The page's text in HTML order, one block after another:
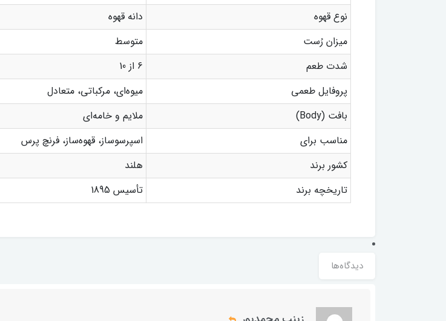
نوع قهوه
دانه قهوه
میزان رُست
متوسط
شدت طعم
6 از 10
پروفایل طعمی
میوه‌ای، مرکباتی، متعادل
بافت (Body)
ملایم و خامه‌ای
مناسب برای
اسپرسوساز، قهوه‌ساز، فرنچ پرس
کشور برند
هلند
تاریخچه برند
تأسیس 1895
دیدگاه‌ها